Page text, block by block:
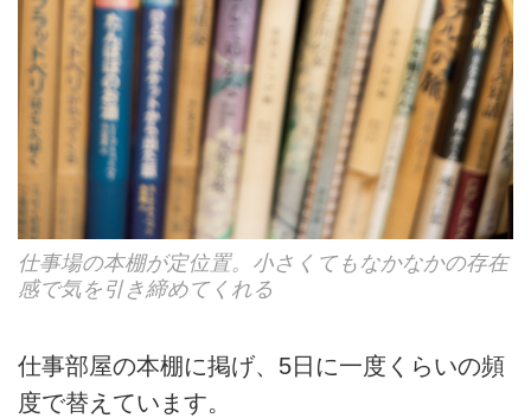
仕事場の本棚が定位置。小さくてもなかなかの存在
感で気を引き締めてくれる
仕事部屋の本棚に掲げ、5日に一度くらいの頻
度で替えています。